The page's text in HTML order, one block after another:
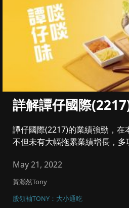
詳解譚仔國際
譚仔國際(2217)的業績強勁，在
不但未有大幅拖累業績增長，多
May 21, 2022
黃灝然Tony
股領袖TONY：大小通吃